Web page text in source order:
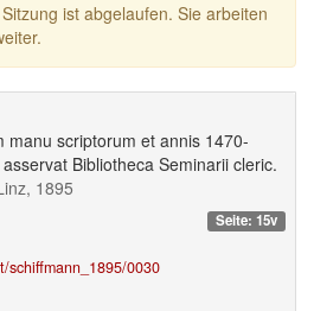
ist abgelaufen. Sie arbeiten
manu scriptorum et annis 1470-
Bibliotheca Seminarii cleric.
1895
Seite: 15v
0030